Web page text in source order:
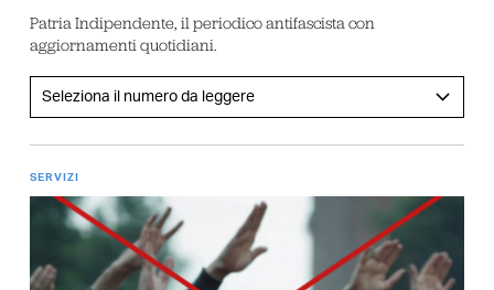
Patria Indipendente, il periodico antifascista con
aggiornamenti quotidiani.
SERVIZI